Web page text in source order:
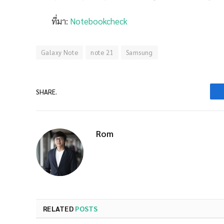
ที่มา: Notebookcheck
Galaxy Note note 21 Samsung
SHARE.
Rom
RELATED POSTS